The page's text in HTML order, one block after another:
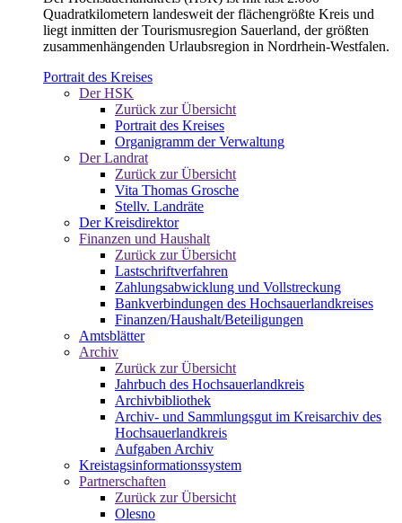
Quadratkilometern landesweit der flächengrößte Kreis und
liegt inmitten der Tourismusregion Sauerland, der größten
zusammenhängenden Urlaubsregion in Nordrhein-Westfalen.
Portrait des Kreises
Der HSK
Zurück zur Übersicht
Portrait des Kreises
Organigramm der Verwaltung
Der Landrat
Zurück zur Übersicht
Vita Thomas Grosche
Stellv. Landräte
Der Kreisdirektor
Finanzen und Haushalt
Zurück zur Übersicht
Lastschriftverfahren
Zahlungsabwicklung und Vollstreckung
Bankverbindungen des Hochsauerlandkreises
Finanzen/Haushalt/Beteiligungen
Amtsblätter
Archiv
Zurück zur Übersicht
Jahrbuch des Hochsauerlandkreis
Archivbibliothek
Archiv- und Sammlungsgut im Kreisarchiv des
Hochsauerlandkreis
Aufgaben Archiv
Kreistagsinformationssystem
Partnerschaften
Zurück zur Übersicht
Olesno